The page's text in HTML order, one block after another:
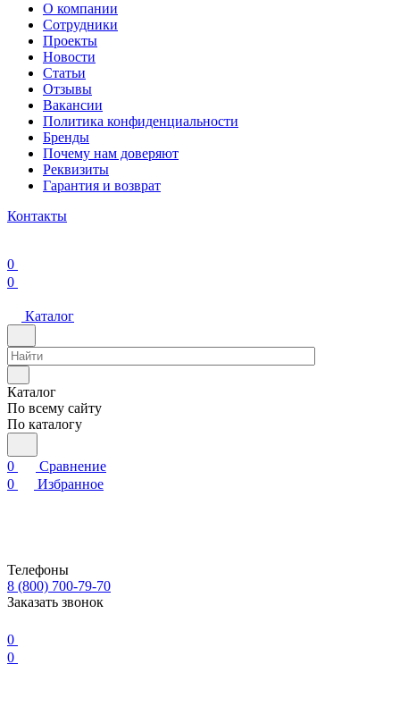
О компании
Сотрудники
Проекты
Новости
Статьи
Отзывы
Вакансии
Политика конфиденциальности
Бренды
Почему нам доверяют
Реквизиты
Гарантия и возврат
Контакты
0
0
Каталог
Каталог
По всему сайту
По каталогу
0
Сравнение
0
Избранное
Телефоны
8 (800) 700-79-70
Заказать звонок
0
0